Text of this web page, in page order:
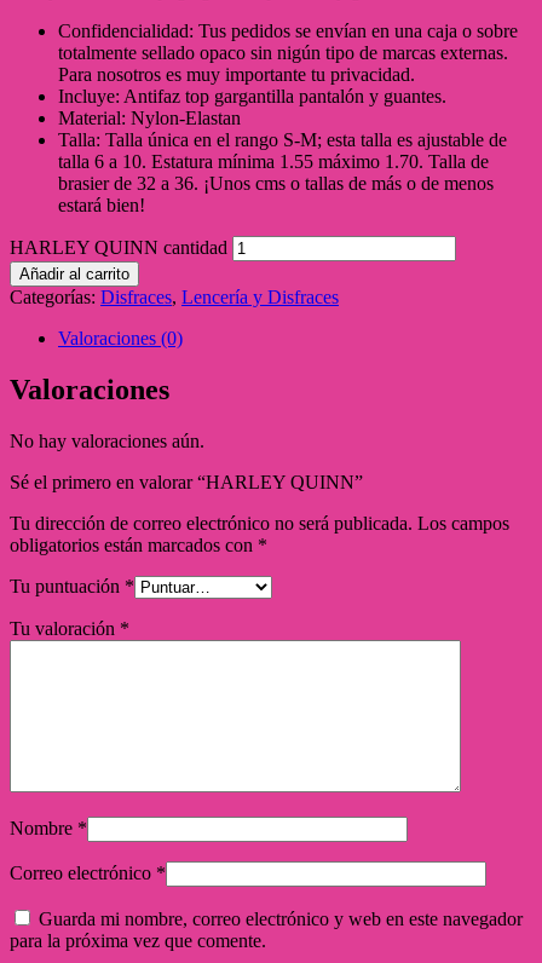
Confidencialidad: Tus pedidos se envían en una caja o sobre
totalmente sellado opaco sin nigún tipo de marcas externas.
Para nosotros es muy importante tu privacidad.
Incluye: Antifaz top gargantilla pantalón y guantes.
Material: Nylon-Elastan
Talla: Talla única en el rango S-M; esta talla es ajustable de
talla 6 a 10. Estatura mínima 1.55 máximo 1.70. Talla de
brasier de 32 a 36. ¡Unos cms o tallas de más o de menos
estará bien!
HARLEY QUINN cantidad
Añadir al carrito
Categorías: Disfraces, Lencería y Disfraces
Valoraciones (0)
Valoraciones
No hay valoraciones aún.
Sé el primero en valorar “HARLEY QUINN”
Tu dirección de correo electrónico no será publicada. Los campos
obligatorios están marcados con *
Tu puntuación *
Tu valoración *
Nombre *
Correo electrónico *
Guarda mi nombre, correo electrónico y web en este navegador
para la próxima vez que comente.